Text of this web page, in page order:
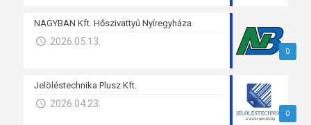
0
NAGYBAN Kft. Hőszivattyú Nyíregyháza
2026.05.13.
0
Jelöléstechnika Plusz Kft.
2026.04.23.